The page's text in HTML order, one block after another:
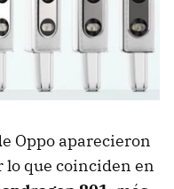
Oppo aparecieron
lo que coinciden en